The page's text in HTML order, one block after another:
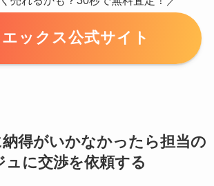
ックス公式サイト
得がいかなかったら担当の
ュに交渉を依頼する